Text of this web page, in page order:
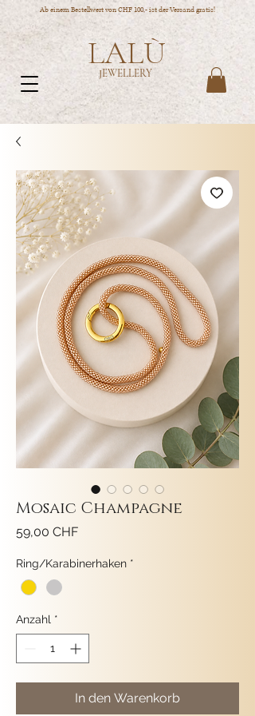
Ab einem Bestellwert von CHF 100,- ist der Versand gratis!
LALÙ
JEWELLERY
Mosaic Champagne
59,00 CHFPreis
Ring/Karabinerhaken *
Anzahl *
In den Warenkorb